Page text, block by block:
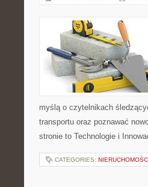
myślą o czytelnikach
transportu oraz poznawać
stronie to Technologie i
CATEGORIES: